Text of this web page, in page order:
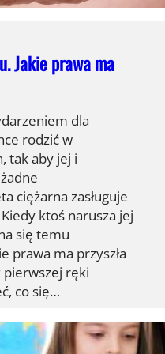
Jakie prawa ma
dla
rodzić w
tak aby jej i
ciężarna zasługuje
ktoś narusza jej
się temu
prawa ma przyszła
ręki
co się…